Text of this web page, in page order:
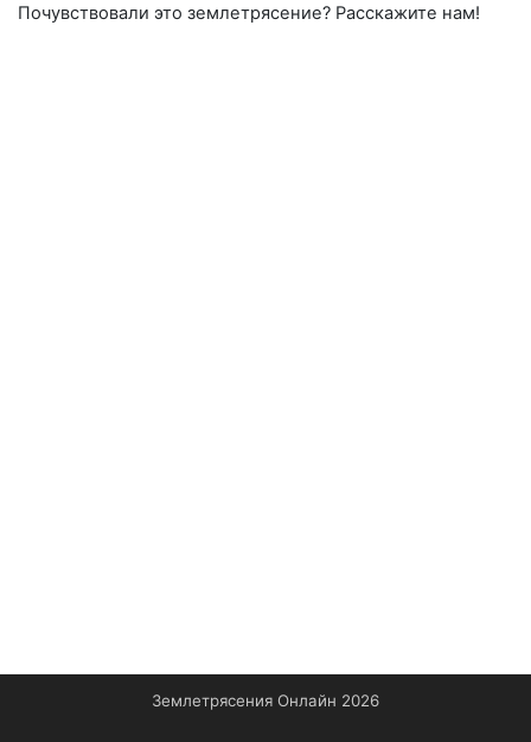
Почувствовали это землетрясение? Расскажите нам!
Землетрясения Онлайн 2026